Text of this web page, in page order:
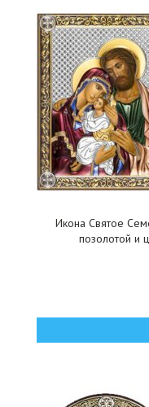
Икона Святое
позолотой и